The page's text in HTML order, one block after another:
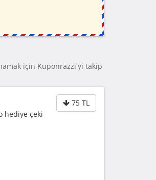
için Kuponrazzi'yi takip
75 TL
hediye çeki